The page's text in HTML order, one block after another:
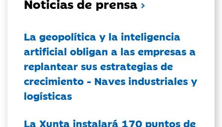
La geopolítica y la inteligencia
artificial obligan a las empresas a
replantear sus estrategias de
crecimiento - Naves industriales y
logísticas
La Xunta instalará 170 puntos de